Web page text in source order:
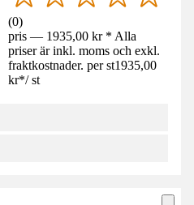
(0)
pris — 1935,00 kr * Alla
priser är inkl. moms och exkl.
fraktkostnader. per st1935,00
kr*/ st